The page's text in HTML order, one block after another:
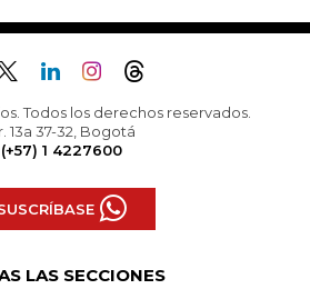
Todos los derechos reservados.
13a 37-32, Bogotá
(+57) 1 4227600
LAS SECCIONES